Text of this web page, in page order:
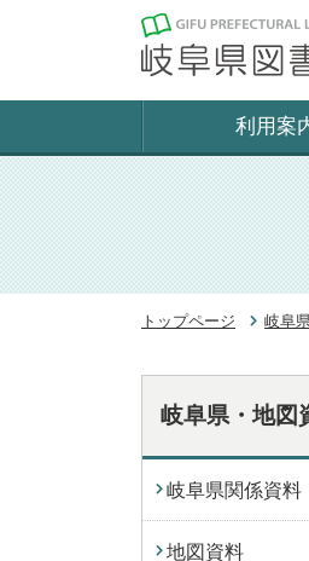
利用案
トップページ 岐阜
岐阜県・地図
岐阜県関係資料
地図資料